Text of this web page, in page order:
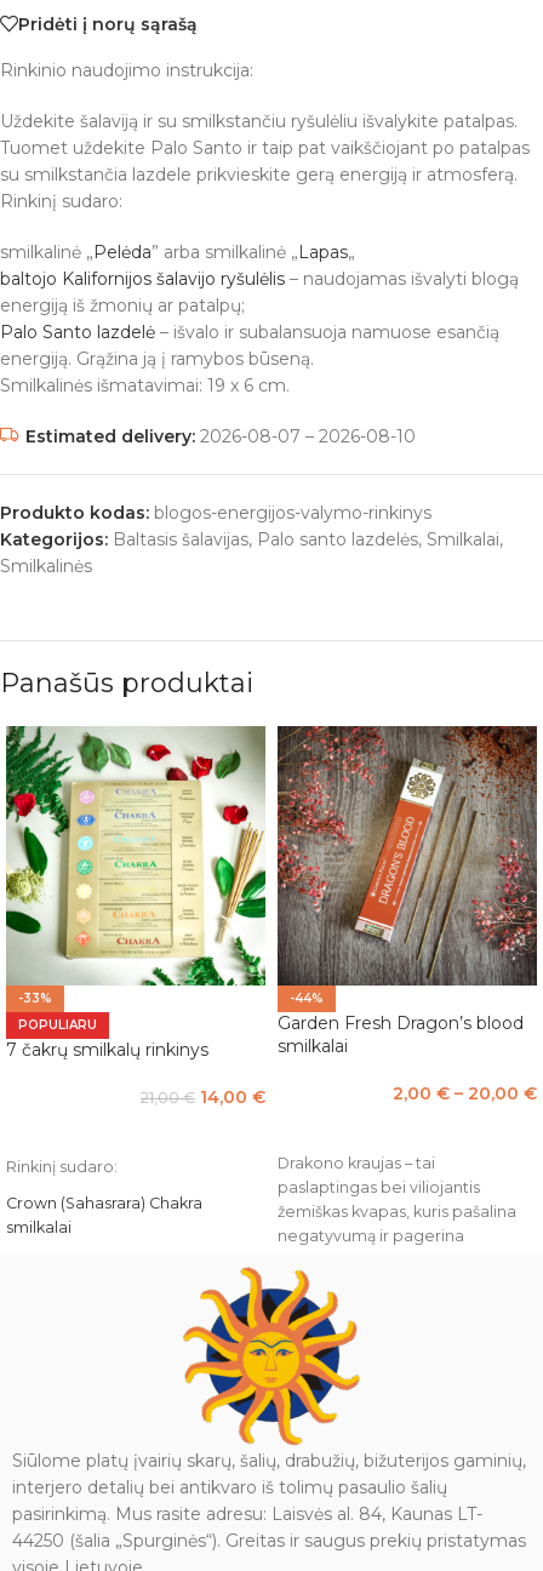
Pridėti į norų sąrašą
Rinkinio naudojimo instrukcija:
Uždekite šalaviją ir su smilkstančiu ryšulėliu išvalykite patalpas.
Tuomet uždekite Palo Santo ir taip pat vaikščiojant po patalpas
su smilkstančia lazdele prikvieskite gerą energiją ir atmosferą.
Rinkinį sudaro:
smilkalinė „ Pelėda” arba smilkalinė „ Lapas„
baltojo Kalifornijos šalavijo ryšulėlis – naudojamas išvalyti blogą
energiją iš žmonių ar patalpų;
Palo Santo lazdelė – išvalo ir subalansuoja namuose esančią
energiją. Grąžina ją į ramybos būseną.
Smilkalinės išmatavimai: 19 x 6 cm.
Estimated delivery: 2026-08-07 – 2026-08-10
Produkto kodas: blogos-energijos-valymo-rinkinys
Kategorijos: Baltasis šalavijas, Palo santo lazdelės, Smilkalai,
Smilkalinės
Panašūs produktai
-33%
POPULIARU
7 čakrų smilkalų rinkinys
21,00€ 14,00 €
Rinkinį sudaro:
Crown (Sahasrara) Chakra
smilkalai
Heart (Anahta) Chakra smilkalai
Root (Muhadhara) Chakra
Sacral (Swadhisshthana) Chakra
Solar Plexus (Manipura) Chakra
Third Eye (Ajna) Chakra smilkalai
Throat (Wishuddha) Chakra
smilkalai
-44%
Garden Fresh Dragon’s blood
smilkalai
2,00 € – 20,00 €
Drakono kraujas – tai
paslaptingas bei viliojantis
žemiškas kvapas, kuris pašalina
negatyvumą ir pagerina
Garden Fresh Dragon‘s Blood
premium masala smilkalai
pagaminti iš geriausių žolelių,
natūralios dervos, retos
medienos, išskirtinio kvapo gėlių,
aromatinių aliejų ir egzotinių
prieskonių. Sudėtyje nėra
sunkiųjų metalų ir kenksmingų
chemikalų.
Dėžutėje yra 10-15 smilkalų (15 g.).
Siūlome platų įvairių skarų, šalių, drabužių, bižuterijos gaminių,
interjero detalių bei antikvaro iš tolimų pasaulio šalių
pasirinkimą. Mus rasite adresu: Laisvės al. 84, Kaunas LT-
44250 (šalia „Spurginės“). Greitas ir saugus prekių pristatymas